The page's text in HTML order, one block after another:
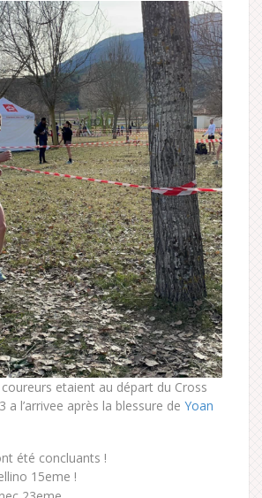
etaient au départ du Cross
a l’arrivee après la blessure de Yoan
été concluants !
15eme !